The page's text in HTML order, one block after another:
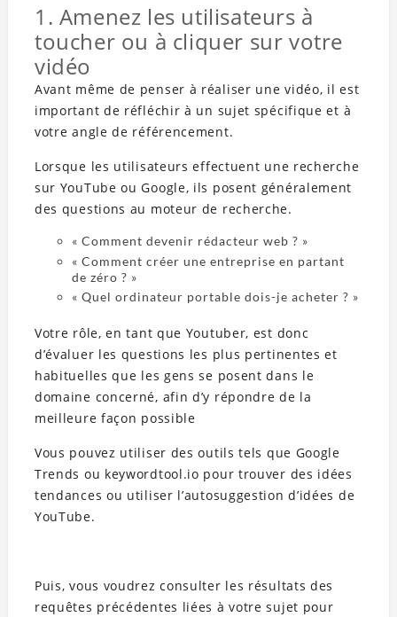
1. Amenez les utilisateurs à
toucher ou à cliquer sur votre
vidéo
Avant même de penser à réaliser une vidéo, il est
important de réfléchir à un sujet spécifique et à
votre angle de référencement.
Lorsque les utilisateurs effectuent une recherche
sur YouTube ou Google, ils posent généralement
des questions au moteur de recherche.
« Comment devenir rédacteur web ? »
« Comment créer une entreprise en partant
de zéro ? »
« Quel ordinateur portable dois-je acheter ? »
Votre rôle, en tant que Youtuber, est donc
d’évaluer les questions les plus pertinentes et
habituelles que les gens se posent dans le
domaine concerné, afin d’y répondre de la
meilleure façon possible
Vous pouvez utiliser des outils tels que Google
Trends ou keywordtool.io pour trouver des idées
tendances ou utiliser l’autosuggestion d’idées de
YouTube.
Puis, vous voudrez consulter les résultats des
requêtes précédentes liées à votre sujet pour